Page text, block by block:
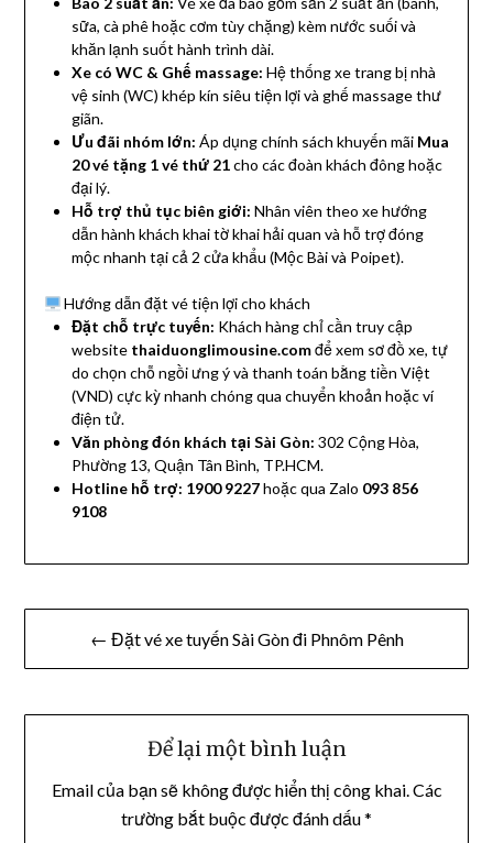
sữa, cà phê hoặc cơm tùy chặng) kèm nước suối và
khăn lạnh suốt hành trình dài.
Xe có WC & Ghế massage: Hệ thống xe trang bị nhà
vệ sinh (WC) khép kín siêu tiện lợi và ghế massage thư
giãn.
Ưu đãi nhóm lớn: Áp dụng chính sách khuyến mãi Mua
20 vé tặng 1 vé thứ 21cho các đoàn khách đông hoặc
đại lý.
Hỗ trợ thủ tục biên giới: Nhân viên theo xe hướng
dẫn hành khách khai tờ khai hải quan và hỗ trợ đóng
mộc nhanh tại cả 2 cửa khẩu (Mộc Bài và Poipet).
Hướng dẫn đặt vé tiện lợi cho khách
Đặt chỗ trực tuyến: Khách hàng chỉ cần truy cập
website thaiduonglimousine.comđể xem sơ đồ xe, tự
do chọn chỗ ngồi ưng ý và thanh toán bằng tiền Việt
(VND) cực kỳ nhanh chóng qua chuyển khoản hoặc ví
điện tử.
Văn phòng đón khách tại Sài Gòn: 302 Cộng Hòa,
Phường 13, Quận Tân Bình, TP.HCM.
Hotline hỗ trợ: 1900 9227hoặc qua Zalo 093 856
9108
Điều
hướng
← Đặt vé xe tuyến Sài Gòn đi Phnôm Pênh
Để lại một bình luận
Email của bạn sẽ không được hiển thị công khai.Các
trường bắt buộc được đánh dấu*